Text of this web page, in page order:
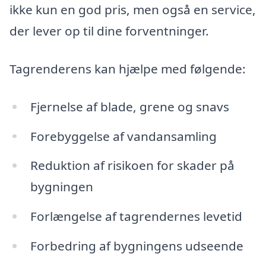
ikke kun en god pris, men også en service,
der lever op til dine forventninger.
Tagrenderens kan hjælpe med følgende:
Fjernelse af blade, grene og snavs
Forebyggelse af vandansamling
Reduktion af risikoen for skader på
bygningen
Forlængelse af tagrendernes levetid
Forbedring af bygningens udseende